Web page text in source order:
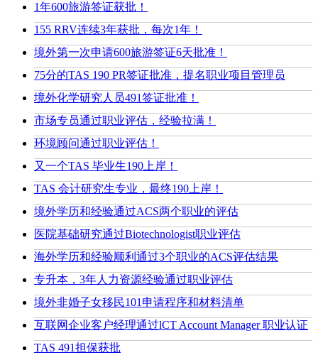
1年600旅游签证获批！
155 RRV连续3年获批，每次1年！
境外第一次申请600旅游签证6天批准！
75分的TAS 190 PR签证批准，提名职业项目管理员
境外化学研究人员491签证批准！
市场专员通过职业评估，经验拉满！
环境顾问通过职业评估！
又一个TAS 毕业生190上岸！
TAS 会计研究生专业，最终190上岸！
境外学历和经验通过ACS两个职业的评估
医院基础研究通过Biotechnologist职业评估
海外学历和经验顺利通过3个职业的ACS评估结果
专升本，3年人力资源经验通过职业评估
境外非婚子女移民101申请程序和材料清单
互联网企业客户经理通过lCT Account Manager 职业认证
TAS 491担保获批